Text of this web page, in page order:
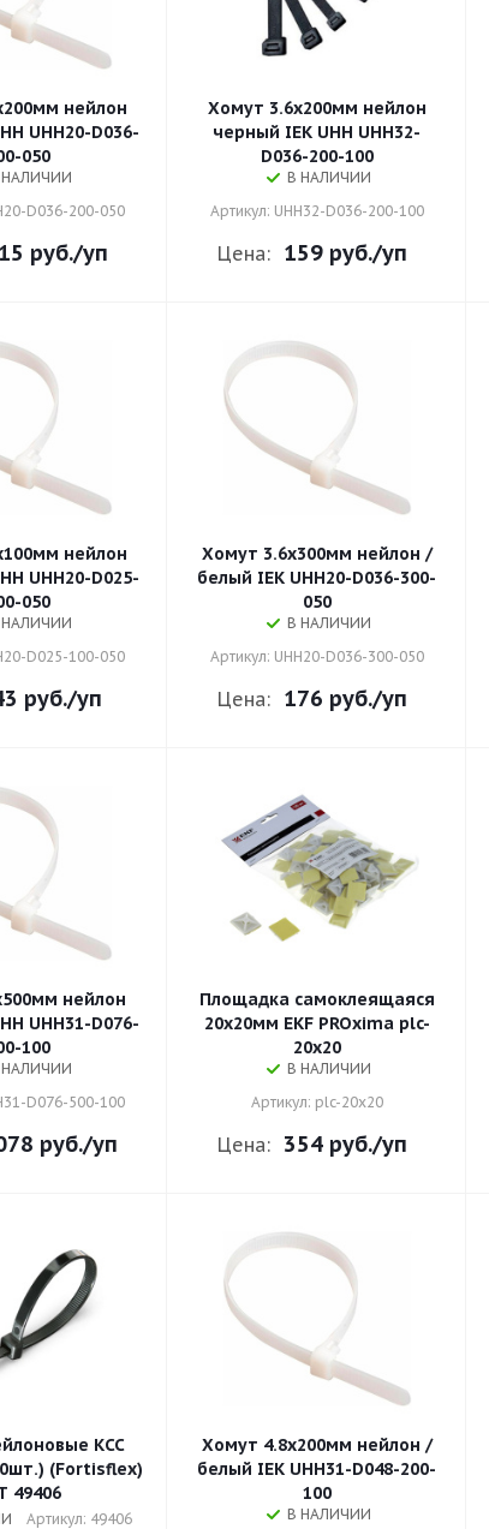
нейлон
UHH20-D036-
050
D036-200-050
руб./уп
Хомут 3.6х200мм нейлон
черный IEK UHH UHH32-
D036-200-100
В НАЛИЧИИ
Артикул: UHH32-D036-200-100
Цена: 159 руб./уп
нейлон
UHH20-D025-
050
D025-100-050
руб./уп
Хомут 3.6х300мм нейлон /
белый IEK UHH20-D036-300-
050
В НАЛИЧИИ
Артикул: UHH20-D036-300-050
Цена: 176 руб./уп
нейлон
UHH31-D076-
100
D076-500-100
руб./уп
Площадка самоклеящаяся
20х20мм EKF PROxima plc-
20x20
В НАЛИЧИИ
Артикул: plc-20x20
Цена: 354 руб./уп
КСС
(Fortisflex)
49406
Артикул: 49406
Хомут 4.8х200мм нейлон /
белый IEK UHH31-D048-200-
100
В НАЛИЧИИ